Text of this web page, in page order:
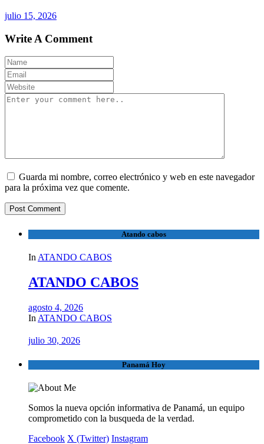
julio 15, 2026
Write A Comment
Guarda mi nombre, correo electrónico y web en este navegador
para la próxima vez que comente.
Atando cabos
In ATANDO CABOS
ATANDO CABOS
agosto 4, 2026
In ATANDO CABOS
julio 30, 2026
Panamá Hoy
Somos la nueva opción informativa de Panamá, un equipo
comprometido con la busqueda de la verdad.
Facebook X (Twitter) Instagram